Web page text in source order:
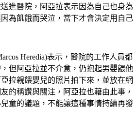
為飢餓而哭泣，當下才會決定用自己
但阿亞拉並不介意，仍抱起男嬰餵他
拉親餵嬰兒的照片拍下來，並放在網
的稱讚與關注，阿亞拉也藉由此事，
童的議題，不能讓這種事情持續再發